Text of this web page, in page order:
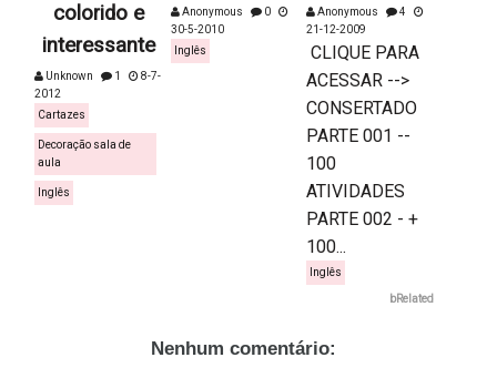
colorido e
interessante
Unknown 1
8-7-
2012
Cartazes
Decoração sala de
aula
Inglês
Anonymous
0
30-5-2010
Inglês
Anonymous
4
21-12-2009
CLIQUE PARA
ACESSAR -->
CONSERTADO
PARTE 001 --
100
ATIVIDADES
PARTE 002 - +
100...
Inglês
bRelated
Nenhum comentário: